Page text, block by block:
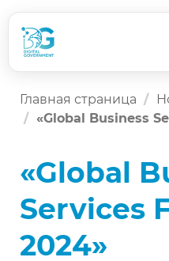
Главная страница
«Global Business
«Global
Services
2024»